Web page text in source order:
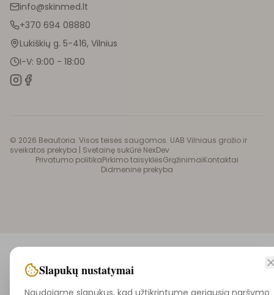
info@skinmed.lt
+370 694 08880
Lukiškių g. 5-416, Vilnius
I-V: 9:00 - 18:00
© 2026 Beautoria. Visos teisės saugomos. UAB Vilniaus grožio ir
sveikatos prekyba | Svetainę sukūrė NexDev
Privatumo politikaPirkimo taisyklėsGrąžinimaiKontaktai
Didmeninė prekyba
Slapukų nustatymai
Naudojame slapukus, kad užtikrintume geriausią naršymo